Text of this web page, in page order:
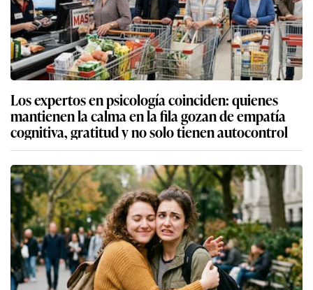
Los expertos en psicología coinciden: quienes
mantienen la calma en la fila gozan de empatía
cognitiva, gratitud y no solo tienen autocontrol